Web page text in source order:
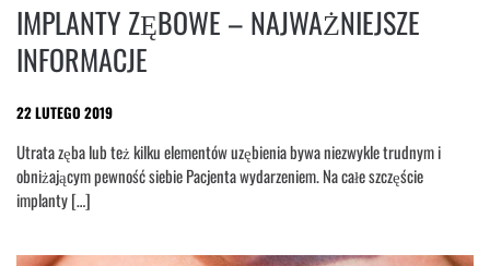
IMPLANTY ZĘBOWE – NAJWAŻNIEJSZE
INFORMACJE
22 LUTEGO 2019
Utrata zęba lub też kilku elementów uzębienia bywa niezwykle trudnym i
obniżającym pewność siebie Pacjenta wydarzeniem. Na całe szczęście
implanty […]